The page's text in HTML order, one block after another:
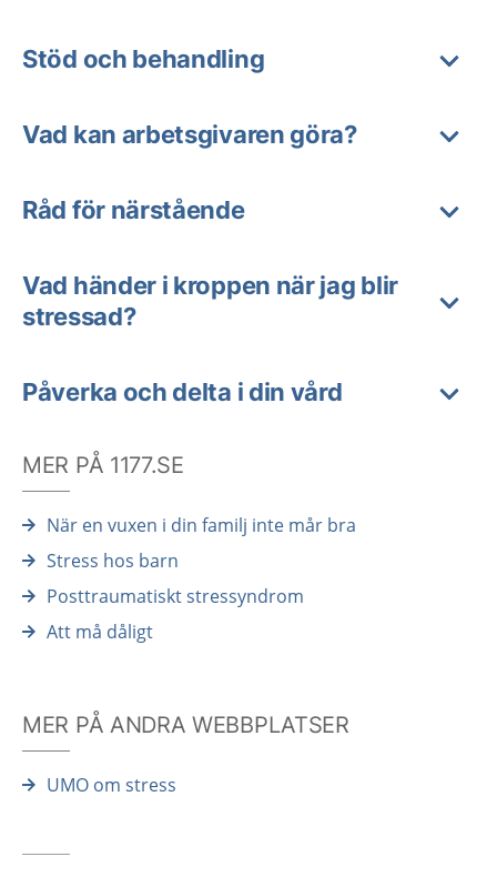
Stöd och behandling
Vad kan arbetsgivaren göra?
Råd för närstående
Vad händer i kroppen när jag blir
stressad?
Påverka och delta i din vård
MER PÅ 1177.SE
När en vuxen i din familj inte mår bra
Stress hos barn
Posttraumatiskt stressyndrom
Att må dåligt
MER PÅ ANDRA WEBBPLATSER
UMO om stress